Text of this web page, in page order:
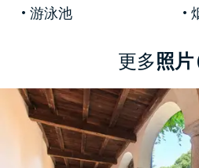
游泳池
更多照片